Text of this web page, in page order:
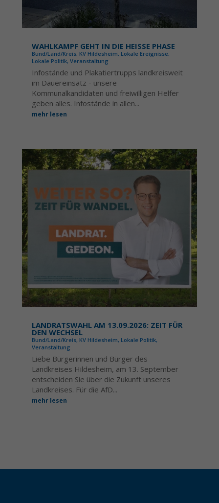
WAHLKAMPF GEHT IN DIE HEISSE PHASE
Bund/Land/Kreis, KV Hildesheim, Lokale Ereignisse,
Lokale Politik, Veranstaltung
Infostände und Plakatiertrupps landkreisweit
im Dauereinsatz - unsere
Kommunalkandidaten und freiwilligen Helfer
geben alles. Infostände in allen...
mehr lesen
LANDRATSWAHL AM 13.09.2026: ZEIT FÜR
DEN WECHSEL
Bund/Land/Kreis, KV Hildesheim, Lokale Politik,
Veranstaltung
Liebe Bürgerinnen und Bürger des
Landkreises Hildesheim, am 13. September
entscheiden Sie über die Zukunft unseres
Landkreises. Für die AfD...
mehr lesen